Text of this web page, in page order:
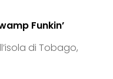
Funkin’
di Tobago,